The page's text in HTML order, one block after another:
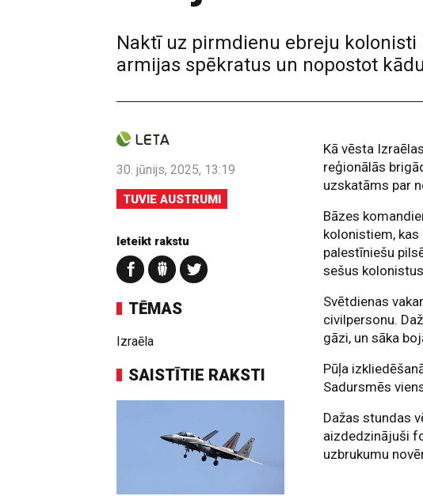
Naktī uz pirmdienu ebreju
armijas spēkratus un nopostot
30. jūnijs, 2025, 13:19
TUVIE AUSTRUMI
Ieteikt rakstu
TĒMAS
Izraēla
SAISTĪTIE RAKSTI
Kā vēsta
reģionālās
uzskatāms par
Bāzes
kolonistiem,
palestīniešu
sešus
Svētdienas
civilpersonu.
gāzi, un sāka
Pūļa
Sadursmēs
Dažas stundas
aizdedzinājuši
uzbrukumu